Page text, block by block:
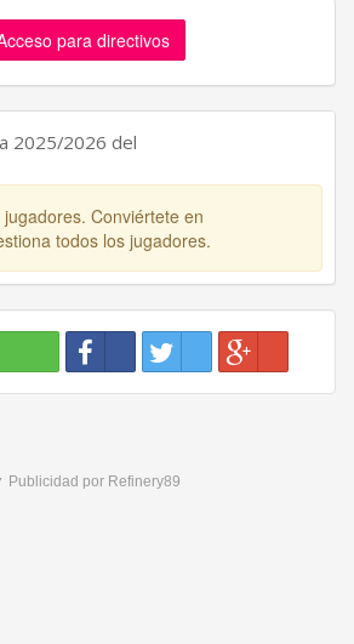
para directivos
2025/2026 del
Conviértete en
todos los jugadores.
Publicidad por Refinery89